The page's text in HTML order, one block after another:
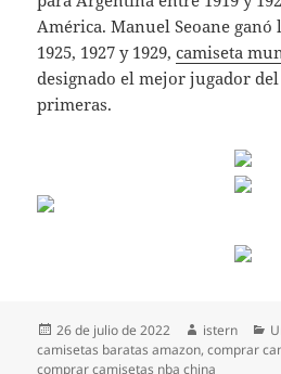
América. Manuel Seoane ganó
1925, 1927 y 1929,camiseta
designado el mejor jugador
primeras.
Publicado
el
26 de julio de 2022 Autor
istern
camisetas baratas amazon,comprar
comprar camisetas nba china